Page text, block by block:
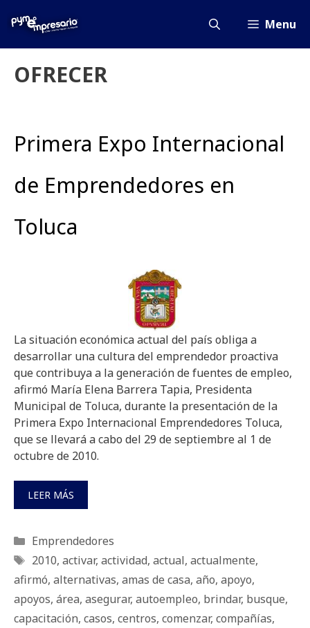
Menu
OFRECER
Primera Expo Internacional
de Emprendedores en
Toluca
La situación económica actual del país obliga a
desarrollar una cultura del emprendedor proactiva
que contribuya a la generación de fuentes de empleo,
afirmó María Elena Barrera Tapia, Presidenta
Municipal de Toluca, durante la presentación de la
Primera Expo Internacional Emprendedores Toluca,
que se llevará a cabo del 29 de septiembre al 1 de
octubre de 2010.
LEER MÁS
Categorías
Emprendedores
Etiquetas
2010, activar, actividad, actual, actualmente,
afirmó, alternativas, amas de casa, año, apoyo,
apoyos, área, asegurar, autoempleo, brindar, busque,
capacitación, casos, centros, comenzar, compañías,